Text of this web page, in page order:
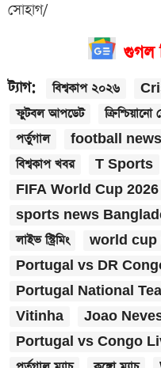
সোহাগ/
গুগল
ট্যাগ: বিশ্বকাপ ২০২৬
ফুটবল আপডেট
পর্তুগাল
football news
বিশ্বকাপ খবর
T Sports
FIFA World Cup 2026
sports news
লাইভ স্ট্রিমিং
world cup
Portugal vs DR
Portugal National
Vitinha
Joao
Portugal vs Congo